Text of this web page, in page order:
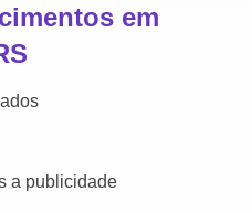
em
a publicidade